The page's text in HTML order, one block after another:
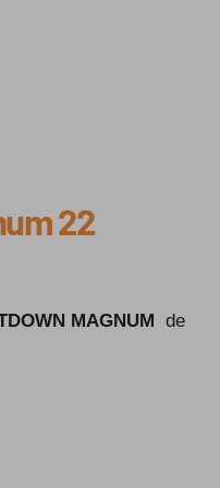
22
MAGNUM de